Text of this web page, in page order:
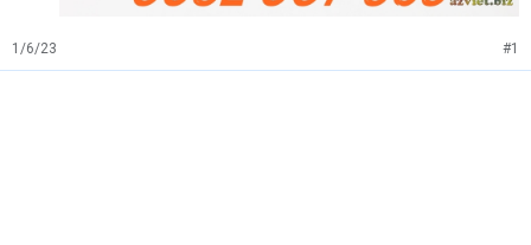
1/6/23 #1